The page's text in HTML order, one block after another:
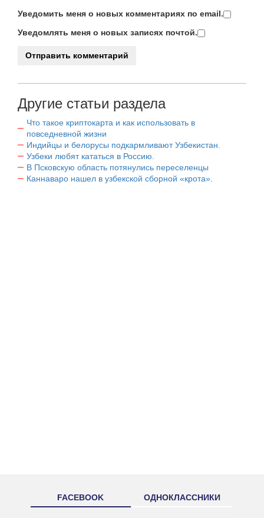
Уведомить меня о новых комментариях по email.
Уведомлять меня о новых записях почтой.
Другие статьи раздела
Что такое криптокарта и как использовать в
повседневной жизни
Индийцы и белорусы подкармливают Узбекистан.
Узбеки любят кататься в Россию.
В Псковскую область потянулись переселенцы
Каннаваро нашел в узбекской сборной «крота».
FACEBOOK ОДНОКЛАССНИКИ